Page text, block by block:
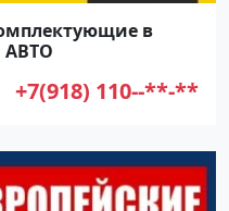
в
АВТО
+7(918) 110--**-**